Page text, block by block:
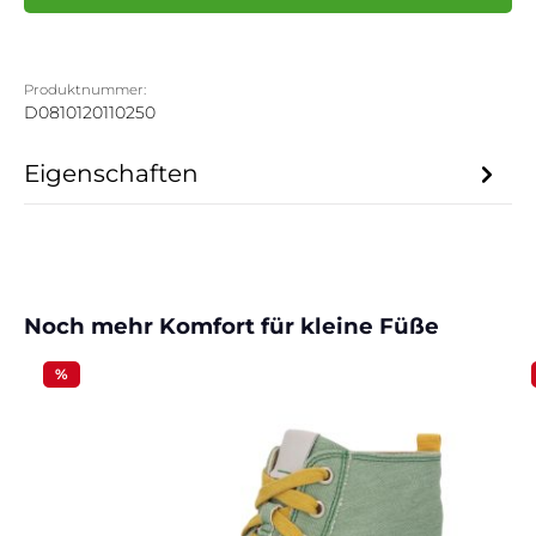
Produktnummer:
D0810120110250
Eigenschaften
Produktgalerie überspringen
Noch mehr Komfort für kleine Füße
%